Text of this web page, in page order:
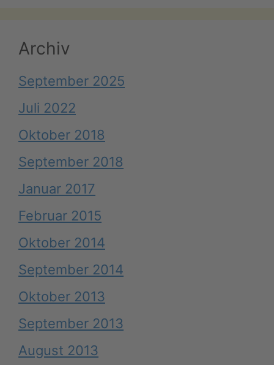
Archiv
September 2025
Juli 2022
Oktober 2018
September 2018
Januar 2017
Februar 2015
Oktober 2014
September 2014
Oktober 2013
September 2013
August 2013